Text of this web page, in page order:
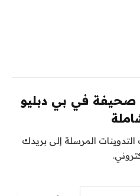
صحيفة في بي دبليو
المرسلة إلى بريدك